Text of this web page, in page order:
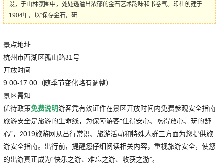
设，于山林氛围中，处处透溢出浓郁的金石艺术韵味和书卷气。印社创建于
1904年，以“保存金石，研...
景点地址
杭州市西湖区孤山路31号
开放时间
9:00-17:00（随季节变化略有调整）
景区需知
优待政策免费说明游客凭有效证件在景区开放时间内免费参观安全指南
旅游安全是旅游的生命线，为保障游客“住得安心、吃得放心、玩的舒
心”，2019旅游网从出行常识、旅游活动和特殊人群三方面为您提供旅
游安全指南。出行前，提醒您仔细阅读相关内容，重视旅游安全，使您
的出游真正成为“快乐之游、难忘之游、收获之游”。